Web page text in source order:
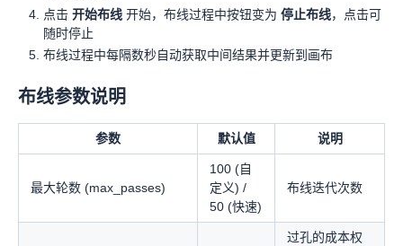
点击 开始布线 开始，布线过程中按钮变为 停止布线，点击可
随时停止
布线过程中每隔数秒自动获取中间结果并更新到画布
布线参数说明
参数 默认值 说明
最大轮数 (max_passes)
100 (自
定义) /
50 (快速)
布线迭代次数
过孔的成本权